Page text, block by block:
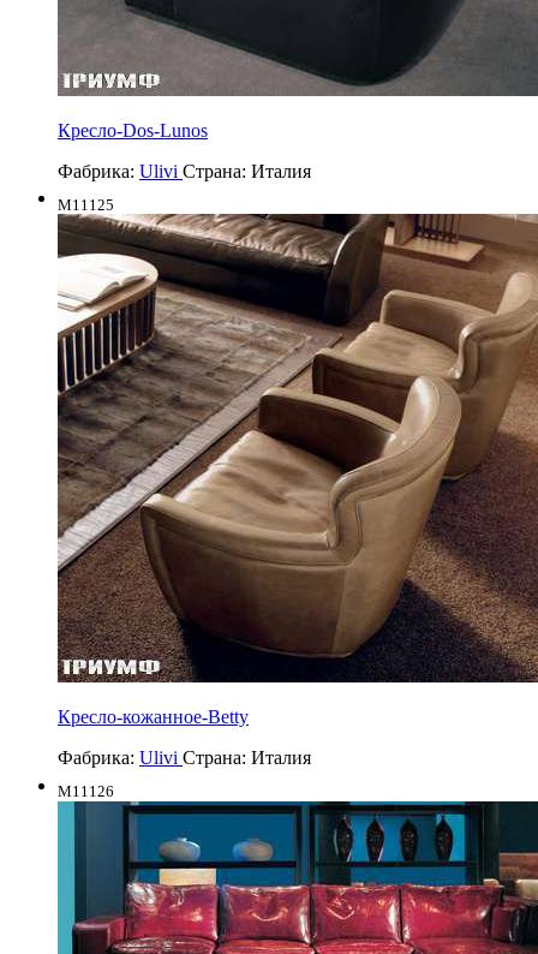
Кресло-Dos-Lunos
Фабрика: Ulivi Страна: Италия
M11125
Кресло-кожанное-Betty
Фабрика: Ulivi Страна: Италия
M11126